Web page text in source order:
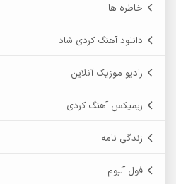
خاطره ها
دانلود آهنگ کردی شاد
رادیو موزیک آنلاین
ریمیکس آهنگ کردی
زندگی نامه
فول آلبوم